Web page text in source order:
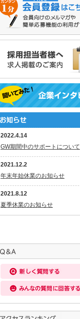
2022.4.14
GW期間中のサポートについて
2021.12.2
年末年始休業のお知らせ
2021.8.12
夏季休業のお知らせ